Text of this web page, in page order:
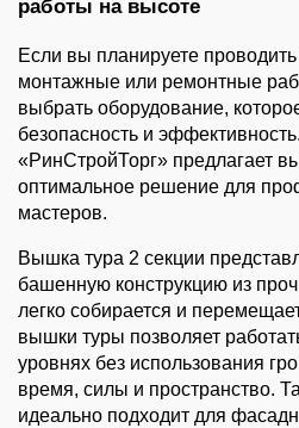
работы на высоте
Если вы планируете
монтажные или ремонтные
выбрать оборудование,
безопасность и
«РинСтройТорг» предлагает
оптимальное решение для
мастеров.
Вышка тура 2 секции
башенную конструкцию из
легко собирается и
вышки туры позволяет
уровнях без использования
время, силы и пространство.
идеально подходит для